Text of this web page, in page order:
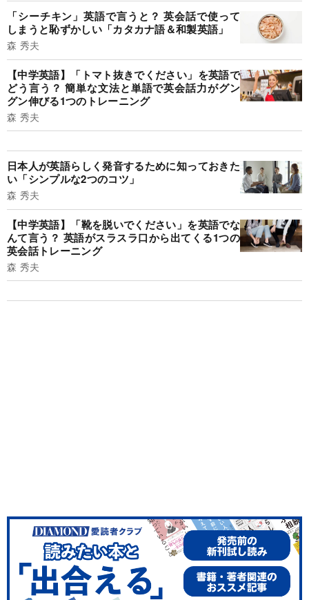
「シーチキン」英語で言うと？ 英会話で使って
しまうと恥ずかしい「カタカナ語＆和製英語」
森 秀夫
【中学英語】「トマト抜きでください」を英語で
どう言う？ 簡単な文法と単語で英会話力がグン
グン伸びる1つのトレーニング
森 秀夫
日本人が英語らしく発音するために知っておきた
い「シンプルな2つのコツ」
森 秀夫
【中学英語】「靴を脱いでください」を英語でな
んて言う？ 英語がスラスラ口から出てくる1つの
英会話トレーニング
森 秀夫